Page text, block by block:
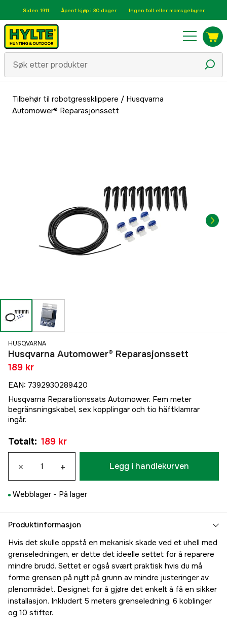
Siden 1911 Åpent kjøp i 30 dager Ingen toll eller momsgebyrer
Tilbehør til robotgressklippere / Husqvarna
Automower® Reparasjonssett
HUSQVARNA
Husqvarna Automower® Reparasjonssett
189 kr
EAN: 7392930289420
Husqvarna Reparationssats Automower. Fem meter
begränsningskabel, sex kopplingar och tio häftklamrar
ingår.
Totalt: 189 kr
× + Legg i handlekurven
Webblager - På lager
Produktinformasjon
Hvis det skulle oppstå en mekanisk skade ved et uhell med
grenseledningen, er dette det ideelle settet for å reparere
mindre brudd. Settet er også svært praktisk hvis du må
forme grensen på nytt på grunn av mindre justeringer av
plenområdet. Designet for å gjøre det enkelt å få en sikker
installasjon. Inkludert 5 meters grenseledning, 6 koblinger
og 10 stifter.